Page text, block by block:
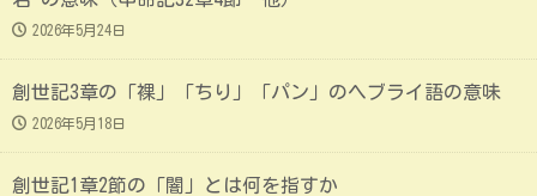
2026年5月24日
創世記3章の「裸」「ちり」「パン」のヘブライ語の意味
2026年5月18日
創世記1章2節の「闇」とは何を指すか